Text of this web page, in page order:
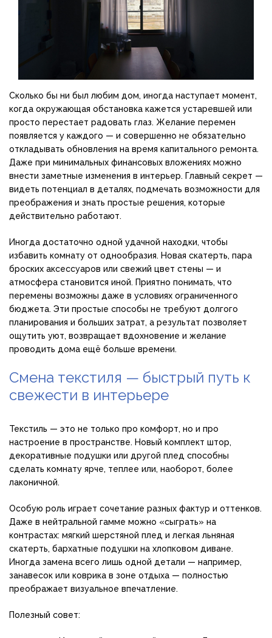
Сколько бы ни был любим дом, иногда наступает момент,
когда окружающая обстановка кажется устаревшей или
просто перестает радовать глаз. Желание перемен
появляется у каждого — и совершенно не обязательно
откладывать обновления на время капитального ремонта.
Даже при минимальных финансовых вложениях можно
внести заметные изменения в интерьер. Главный секрет —
видеть потенциал в деталях, подмечать возможности для
преображения и знать простые решения, которые
действительно работают.
Иногда достаточно одной удачной находки, чтобы
избавить комнату от однообразия. Новая скатерть, пара
броских аксессуаров или свежий цвет стены — и
атмосфера становится иной. Приятно понимать, что
перемены возможны даже в условиях ограниченного
бюджета. Эти простые способы не требуют долгого
планирования и больших затрат, а результат позволяет
ощутить уют, возвращает вдохновение и желание
проводить дома ещё больше времени.
Смена текстиля — быстрый путь к
свежести в интерьере
Текстиль — это не только про комфорт, но и про
настроение в пространстве. Новый комплект штор,
декоративные подушки или другой плед способны
сделать комнату ярче, теплее или, наоборот, более
лаконичной.
Особую роль играет сочетание разных фактур и оттенков.
Даже в нейтральной гамме можно «сыграть» на
контрастах: мягкий шерстяной плед и легкая льняная
скатерть, бархатные подушки на хлопковом диване.
Иногда замена всего лишь одной детали — например,
занавесок или коврика в зоне отдыха — полностью
преображает визуальное впечатление.
Полезный совет: